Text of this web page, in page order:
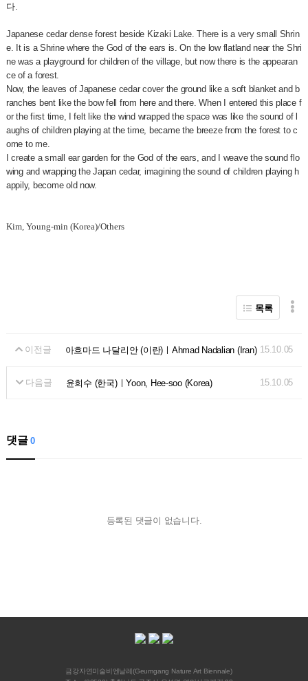
다.
Japanese cedar dense forest beside Kizaki Lake. There is a very small Shrin
e. It is a Shrine where the God of the ears is. On the low flatland near the Shri
ne was a playground for children of the village, but now there is the appearan
ce of a forest.
Now, the leaves of Japanese cedar cover the ground like a soft blanket and b
ranches bent like the bow fell from here and there. When I entered this place f
or the first time, I felt like the wind wrapped the space was like the sound of l
aughs of children playing at the time, became the breeze from the forest to c
ome to me.
I create a small ear garden for the God of the ears, and I weave the sound flo
wing and wrapping the Japan cedar, imagining the sound of children playing h
appily, become old now.
Kim, Young-min (Korea)/Others
목록
이전글 아흐마드 나달리안 (이란)ㅣAhmad Nadalian (Iran) 15.10.05
다음글 윤희수 (한국)ㅣYoon, Hee-soo (Korea) 15.10.05
댓글0
등록된 댓글이 없습니다.
금강자연미술비엔날레(Geumgang Nature Art Biennale)